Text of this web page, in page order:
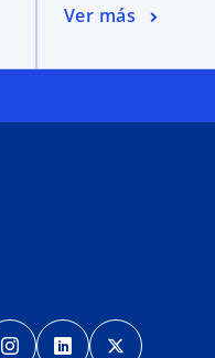
Ver más
s
s